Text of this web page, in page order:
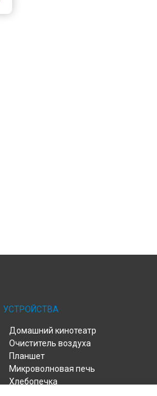
УСТРОЙСТВА
Домашний кинотеатр
Очиститель воздуха
Планшет
Микроволновая печь
Хлебопечка